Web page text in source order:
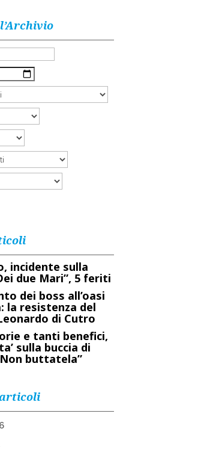
incidente sulla
due Mari”, 5 feriti
dei boss all’oasi
la resistenza del
di Cutro
e tanti benefici,
sulla buccia di
buttatela”